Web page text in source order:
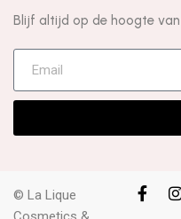
Blijf altijd op de hoogte
© La Lique